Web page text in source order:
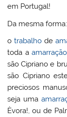
em Portugal!
Da mesma forma:
otrabalho de
toda aamarração
são Cipriano e
são Cipriano
preciosos
seja uma
Èvora!, ou de